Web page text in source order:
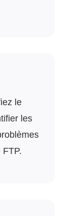
le
les